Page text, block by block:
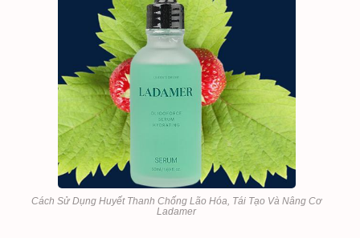
Cách Sử Dụng Huyết Thanh Chống Lão Hóa, Tái Tạo Và Nâng Cơ
Ladamer